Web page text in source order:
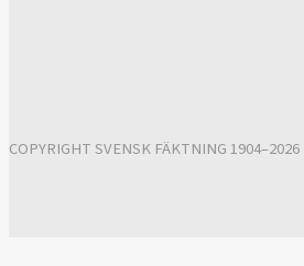
COPYRIGHT SVENSK FÄKTNING 1904–2026